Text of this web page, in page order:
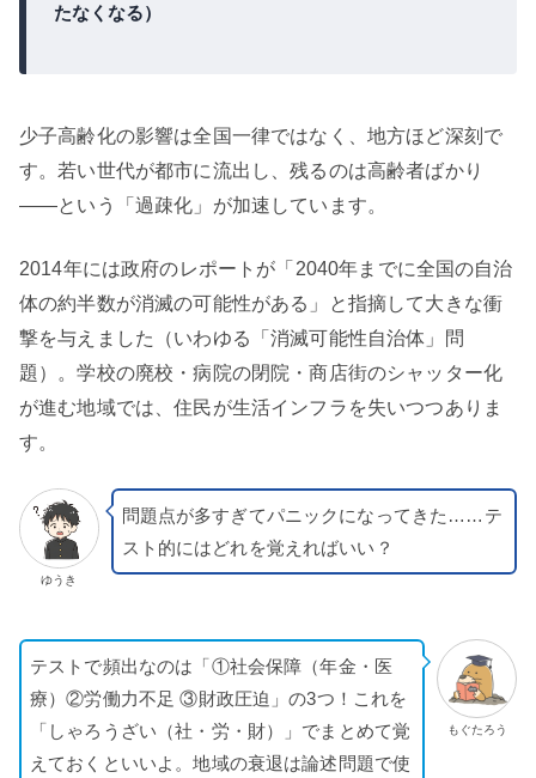
たなくなる）
少子高齢化の影響は全国一律ではなく、地方ほど深刻で
す。若い世代が都市に流出し、残るのは高齢者ばかり
——という「過疎化」が加速しています。
2014年には政府のレポートが「2040年までに全国の自治
体の約半数が消滅の可能性がある」と指摘して大きな衝
撃を与えました（いわゆる「消滅可能性自治体」問
題）。学校の廃校・病院の閉院・商店街のシャッター化
が進む地域では、住民が生活インフラを失いつつありま
す。
ゆうき
問題点が多すぎてパニックになってきた……テ
スト的にはどれを覚えればいい？
もぐたろう
テストで頻出なのは「①社会保障（年金・医
療）②労働力不足 ③財政圧迫」の3つ！これを
「しゃろうざい（社・労・財）」でまとめて覚
えておくといいよ。地域の衰退は論述問題で使